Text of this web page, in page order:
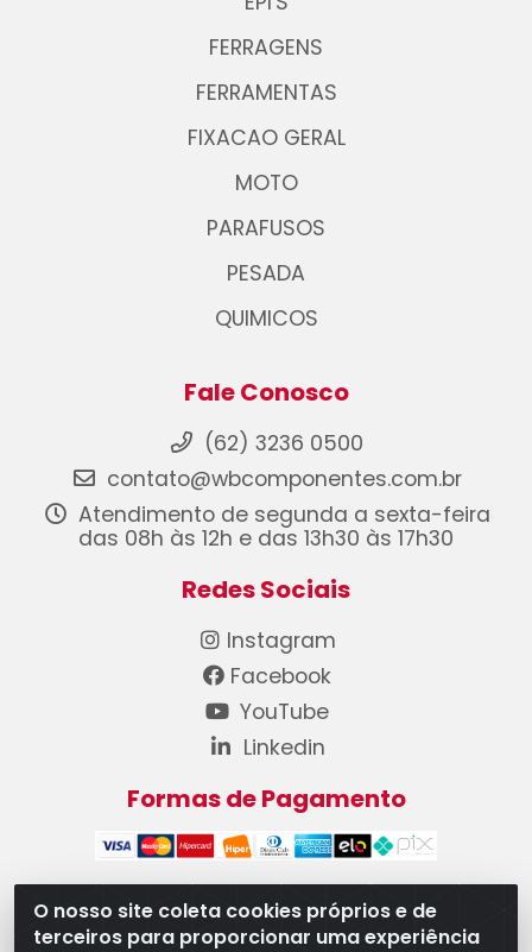
O nosso site coleta cookies próprios e de
terceiros para proporcionar uma experiência
FERRAGENS
FERRAMENTAS
FIXACAO GERAL
MOTO
PARAFUSOS
PESADA
QUIMICOS
Fale Conosco
(62) 3236 0500
contato@wbcomponentes.com.br
Atendimento de segunda a sexta-feira
das 08h às 12h e das 13h30 às 17h30
Redes Sociais
Instagram
Facebook
YouTube
Linkedin
Formas de Pagamento
WB Componentes Automotivos LTDA - CNPJ